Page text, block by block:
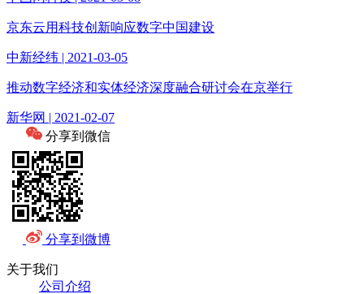
京东云用科技创新响应数字中国建设
中新经纬 | 2021-03-05
推动数字经济和实体经济深度融合研讨会在京举行
新华网 | 2021-02-07
分享到微信
分享到微博
关于我们
公司介绍